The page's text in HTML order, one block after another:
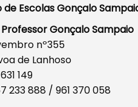
Escolas Gonçalo
Gonçalo Sampaio
nº355
de Lanhoso
149
233 888 / 961 370 058